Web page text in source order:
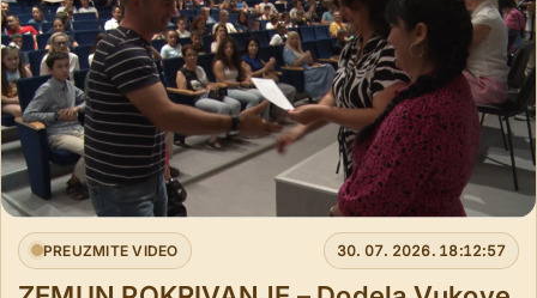
PREUZMITE VIDEO 30. 07. 2026. 18:12:57